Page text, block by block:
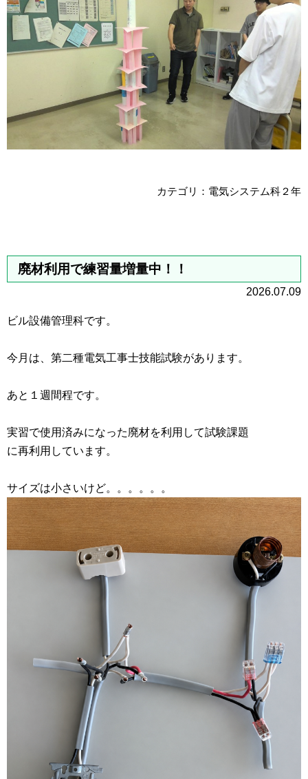
カテゴリ：電気システム科２年
廃材利用で練習量増量中！！
2026.07.09
ビル設備管理科です。
今月は、第二種電気工事士技能試験があります。
あと１週間程です。
実習で使用済みになった廃材を利用して試験課題
に再利用しています。
サイズは小さいけど。。。。。。